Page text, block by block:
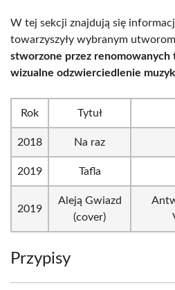
W tej sekcji znajdują się
towarzyszyły wybranym
stworzone przez
wizualne odzwierciedlenie
Rok Tytuł
2018 Na raz
2019 Tafla
2019
Aleją Gwiazd
(cover)
Przypisy